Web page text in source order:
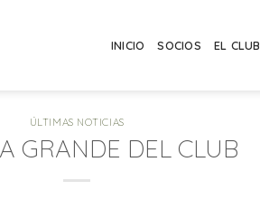
INICIO SOCIOS EL CLUB
ÚLTIMAS NOTICIAS
GRANDE DEL CLUB